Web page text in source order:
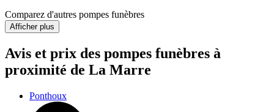
Comparez d'autres pompes funèbres
Afficher plus
Avis et prix des pompes funèbres à
proximité de La Marre
Ponthoux